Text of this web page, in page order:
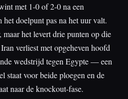
met 1-0 of 2-0 na een
doelpunt pas na het uur valt.
het levert drie punten op die
verliest met opgeheven hoofd
wedstrijd tegen Egypte — een
staat voor beide ploegen en de
naar de knockout-fase.